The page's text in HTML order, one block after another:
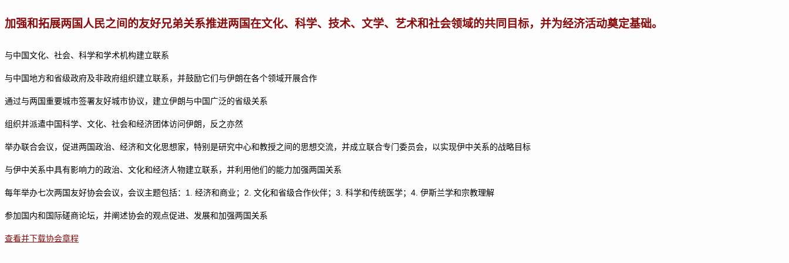
加强和拓展两国人民之间的友好兄弟关系推进两国在文化、科学、技术、文学、艺术和社会领域的共同目标，并为经济活动奠定基础。
与中国文化、社会、科学和学术机构建立联系
与中国地方和省级政府及非政府组织建立联系，并鼓励它们与伊朗在各个领域开展合作
通过与两国重要城市签署友好城市协议，建立伊朗与中国广泛的省级关系
组织并派遣中国科学、文化、社会和经济团体访问伊朗，反之亦然
举办联合会议，促进两国政治、经济和文化思想家，特别是研究中心和教授之间的思想交流，并成立联合专门委员会，以实现伊中关系的战略目标
与伊中关系中具有影响力的政治、文化和经济人物建立联系，并利用他们的能力加强两国关系
每年举办七次两国友好协会会议，会议主题包括：1. 经济和商业；2. 文化和省级合作伙伴；3. 科学和传统医学；4. 伊斯兰学和宗教理解
参加国内和国际磋商论坛，并阐述协会的观点促进、发展和加强两国关系
查看并下载协会章程